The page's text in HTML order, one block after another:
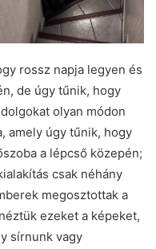
rossz napja legyen és
de úgy tűnik, hogy
olyan módon
amely úgy tűnik, hogy
a lépcső közepén;
csak néhány
megosztottak a
ezeket a képeket,
sírnunk vagy